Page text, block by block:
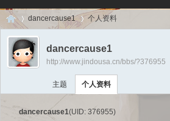
Di ›
dancercause1 个人资料
dancercause1
http://www.jindousa.cn/bbs/?376955
主题 个人资料
dancercause1(UID: 376955)